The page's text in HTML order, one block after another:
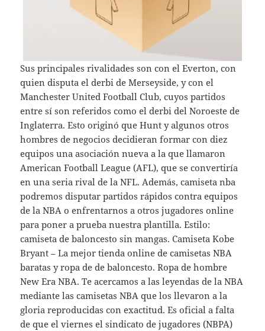
Sus principales rivalidades son con el Everton, con
quien disputa el derbi de Merseyside, y con el
Manchester United Football Club, cuyos partidos
entre sí son referidos como el derbi del Noroeste de
Inglaterra. Esto originó que Hunt y algunos otros
hombres de negocios decidieran formar con diez
equipos una asociación nueva a la que llamaron
American Football League (AFL), que se convertiría
en una seria rival de la NFL. Además, camiseta nba
podremos disputar partidos rápidos contra equipos
de la NBA o enfrentarnos a otros jugadores online
para poner a prueba nuestra plantilla. Estilo:
camiseta de baloncesto sin mangas. Camiseta Kobe
Bryant – La mejor tienda online de camisetas NBA
baratas y ropa de de baloncesto. Ropa de hombre
New Era NBA. Te acercamos a las leyendas de la NBA
mediante las camisetas NBA que los llevaron a la
gloria reproducidas con exactitud. Es oficial a falta
de que el viernes el sindicato de jugadores (NBPA)